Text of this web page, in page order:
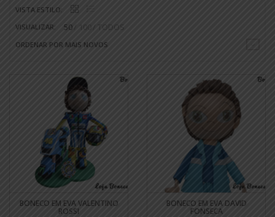
VISTA ESTILO:
VISUALIZAR:
50 100 TODOS
ORDENAR POR MAIS NOVOS
BONECO EM EVA VALENTINO
ROSSI
BONECO EM EVA DAVID
FONSECA